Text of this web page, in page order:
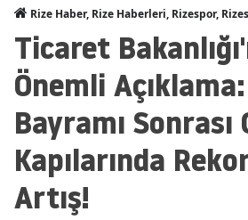
Rize Haber, Rize Haberleri, Rizespor,
Ticaret
Önemli
Bayramı
Kapılarında
Artış!